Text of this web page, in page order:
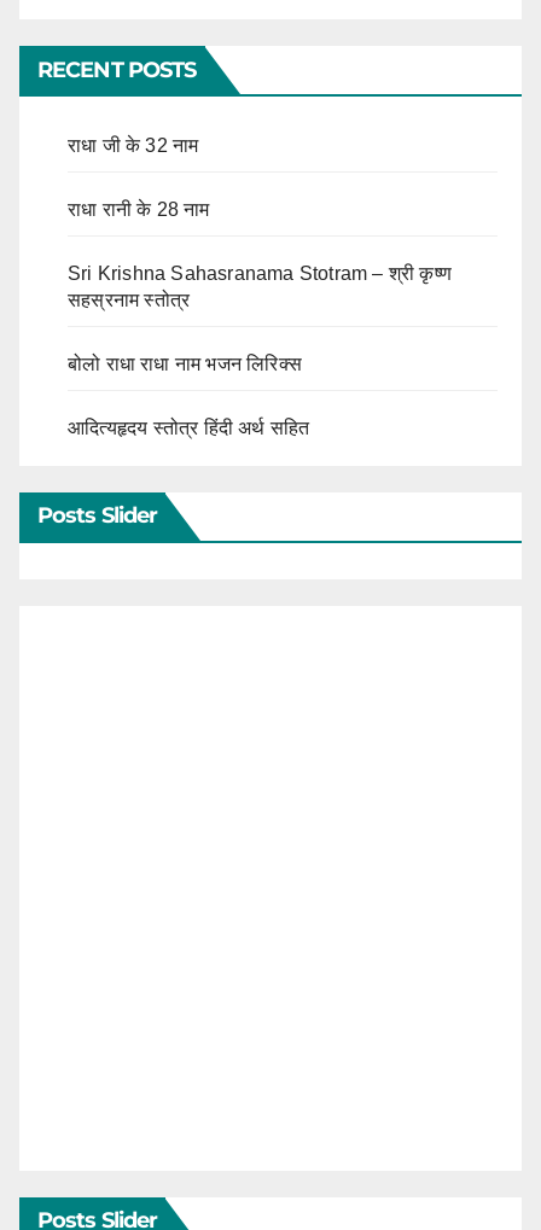
RECENT POSTS
राधा जी के 32 नाम
राधा रानी के 28 नाम
Sri Krishna Sahasranama Stotram – श्री कृष्ण
सहस्रनाम स्तोत्र
बोलो राधा राधा नाम भजन लिरिक्स
आदित्यहृदय स्तोत्र हिंदी अर्थ सहित
Posts Slider
Posts Slider